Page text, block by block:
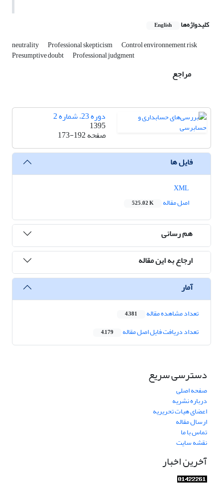
کلیدواژه‌ها English
neutrality Professional skepticism Control environnement risk
Presumptive doubt Professional judgment
مراجع
دوره 23، شماره 2
1395
صفحه173-192
فایل ها
اصل مقاله
525.02 K
هم رسانی
ارجاع به این مقاله
آمار
تعداد مشاهده مقاله 4,381
تعداد دریافت فایل اصل مقاله 4,179
دسترسی سریع
صفحه اصلی
درباره نشریه
اعضای هیات تحریریه
ارسال مقاله
تماس با ما
نقشه سایت
آخرین اخبار